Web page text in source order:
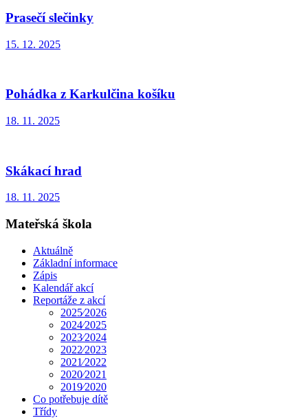
Prasečí slečinky
15. 12. 2025
Pohádka z Karkulčina košíku
18. 11. 2025
Skákací hrad
18. 11. 2025
Mateřská škola
Aktuálně
Základní informace
Zápis
Kalendář akcí
Reportáže z akcí
2025⁄2026
2024⁄2025
2023⁄2024
2022⁄2023
2021⁄2022
2020⁄2021
2019⁄2020
Co potřebuje dítě
Třídy